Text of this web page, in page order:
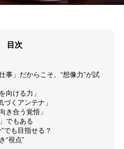
目次
事」だからこそ、“想像力”が試
向ける力」
づくアンテナ」
き合う覚悟」
でもある
でも目指せる？
“視点”